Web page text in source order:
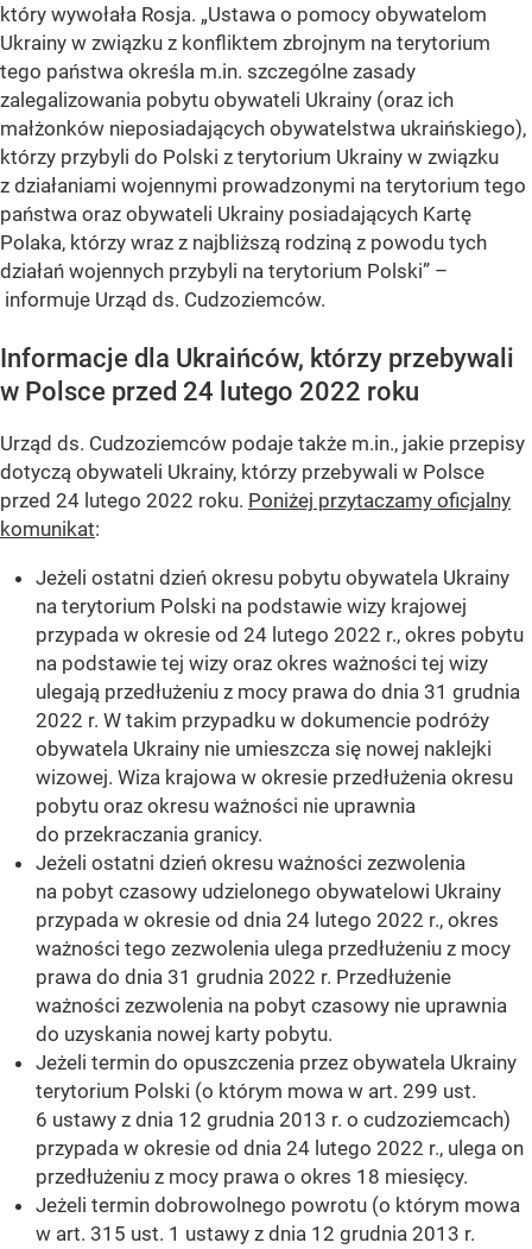
który wywołała Rosja. „Ustawa o pomocy obywatelom
Ukrainy w związku z konfliktem zbrojnym na terytorium
tego państwa określa m.in. szczególne zasady
zalegalizowania pobytu obywateli Ukrainy (oraz ich
małżonków nieposiadających obywatelstwa ukraińskiego),
którzy przybyli do Polski z terytorium Ukrainy w związku
z działaniami wojennymi prowadzonymi na terytorium tego
państwa oraz obywateli Ukrainy posiadających Kartę
Polaka, którzy wraz z najbliższą rodziną z powodu tych
działań wojennych przybyli na terytorium Polski” –
informuje Urząd ds. Cudzoziemców.
Informacje dla Ukraińców, którzy przebywali
w Polsce przed 24 lutego 2022 roku
Urząd ds. Cudzoziemców podaje także m.in., jakie przepisy
dotyczą obywateli Ukrainy, którzy przebywali w Polsce
przed 24 lutego 2022 roku. Poniżej przytaczamy oficjalny
komunikat:
Jeżeli ostatni dzień okresu pobytu obywatela Ukrainy
na terytorium Polski na podstawie wizy krajowej
przypada w okresie od 24 lutego 2022 r., okres pobytu
na podstawie tej wizy oraz okres ważności tej wizy
ulegają przedłużeniu z mocy prawa do dnia 31 grudnia
2022 r. W takim przypadku w dokumencie podróży
obywatela Ukrainy nie umieszcza się nowej naklejki
wizowej. Wiza krajowa w okresie przedłużenia okresu
pobytu oraz okresu ważności nie uprawnia
do przekraczania granicy.
Jeżeli ostatni dzień okresu ważności zezwolenia
na pobyt czasowy udzielonego obywatelowi Ukrainy
przypada w okresie od dnia 24 lutego 2022 r., okres
ważności tego zezwolenia ulega przedłużeniu z mocy
prawa do dnia 31 grudnia 2022 r. Przedłużenie
ważności zezwolenia na pobyt czasowy nie uprawnia
do uzyskania nowej karty pobytu.
Jeżeli termin do opuszczenia przez obywatela Ukrainy
terytorium Polski (o którym mowa w art. 299 ust.
6 ustawy z dnia 12 grudnia 2013 r. o cudzoziemcach)
przypada w okresie od dnia 24 lutego 2022 r., ulega on
przedłużeniu z mocy prawa o okres 18 miesięcy.
Jeżeli termin dobrowolnego powrotu (o którym mowa
w art. 315 ust. 1 ustawy z dnia 12 grudnia 2013 r.